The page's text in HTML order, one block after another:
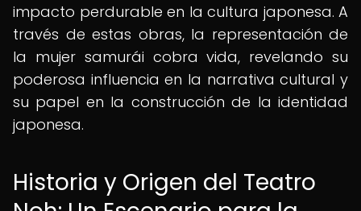
impacto perdurable en la cultura japonesa. A
través de estas obras, la representación de
la mujer samurái cobra vida, revelando su
poderosa influencia en la narrativa cultural y
su papel en la construcción de la identidad
japonesa.
Historia y Origen del Teatro